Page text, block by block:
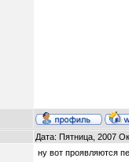
Дата: Пятница, 2007
ну вот проявляются